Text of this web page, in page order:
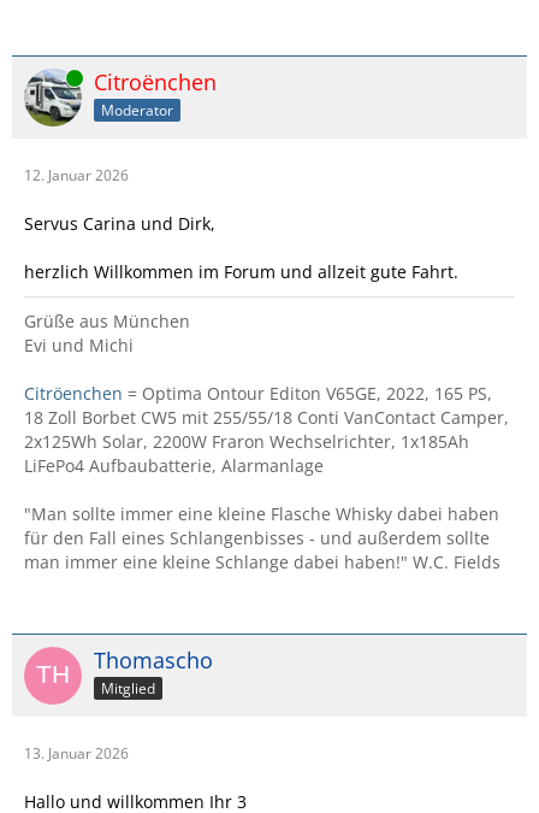
Online Citroënchen
Moderator
12. Januar 2026
Servus Carina und Dirk,
herzlich Willkommen im Forum und allzeit gute Fahrt.
Grüße aus München
Evi und Michi
Citröenchen = Optima Ontour Editon V65GE, 2022, 165 PS,
18 Zoll Borbet CW5 mit 255/55/18 Conti VanContact Camper,
2x125Wh Solar, 2200W Fraron Wechselrichter, 1x185Ah
LiFePo4 Aufbaubatterie, Alarmanlage
"Man sollte immer eine kleine Flasche Whisky dabei haben
für den Fall eines Schlangenbisses - und außerdem sollte
man immer eine kleine Schlange dabei haben!" W.C. Fields
Thomascho
Mitglied
13. Januar 2026
Hallo und willkommen Ihr 3